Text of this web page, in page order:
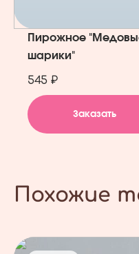
Пирожное
шарики"
545 ₽
Заказать
Похожие